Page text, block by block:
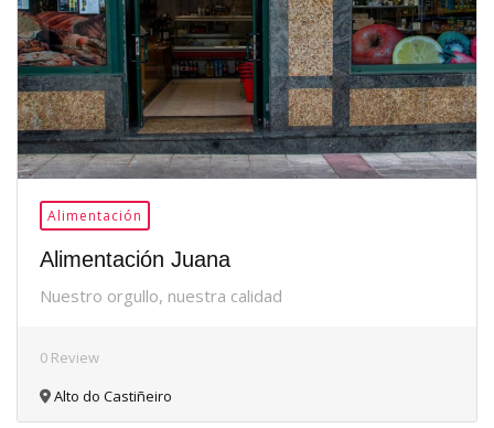
Alimentación
Alimentación Juana
Nuestro orgullo, nuestra calidad
0 Review
Alto do Castiñeiro